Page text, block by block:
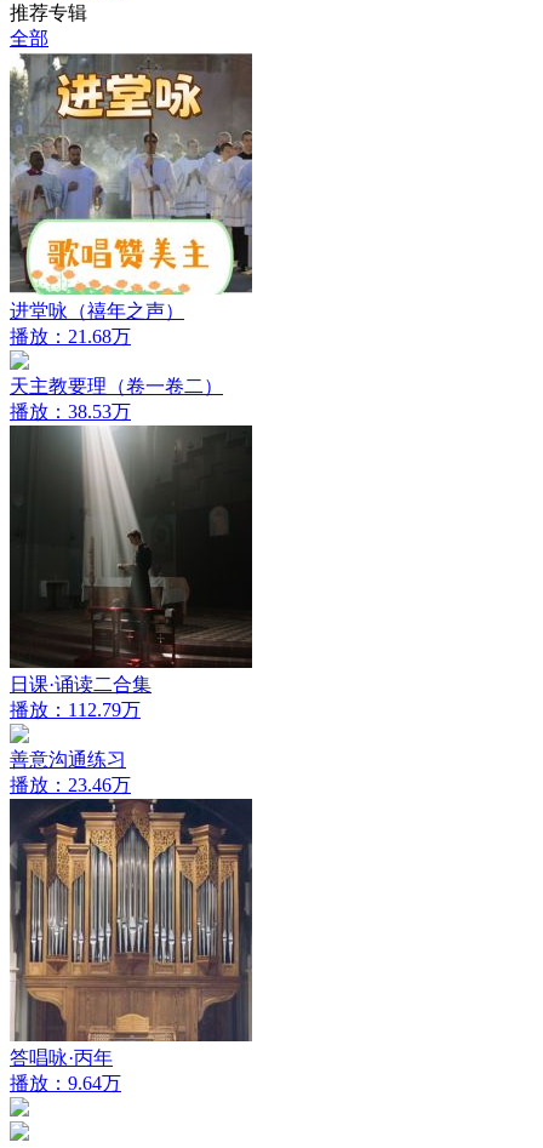
推荐专辑
全部
进堂咏（禧年之声）
播放：21.68万
天主教要理（卷一卷二）
播放：38.53万
日课·诵读二合集
播放：112.79万
善意沟通练习
播放：23.46万
答唱咏·丙年
播放：9.64万